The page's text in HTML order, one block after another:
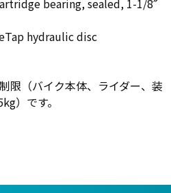
bearing, sealed, 1-1/8˝
hydraulic disc
限（バイク本体、ライダー、装
）です。